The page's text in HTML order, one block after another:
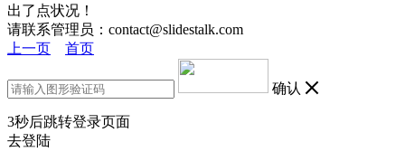
出了点状况！
请联系管理员：contact@slidestalk.com
上一页
首页
确认
3秒后跳转登录页面
去登陆